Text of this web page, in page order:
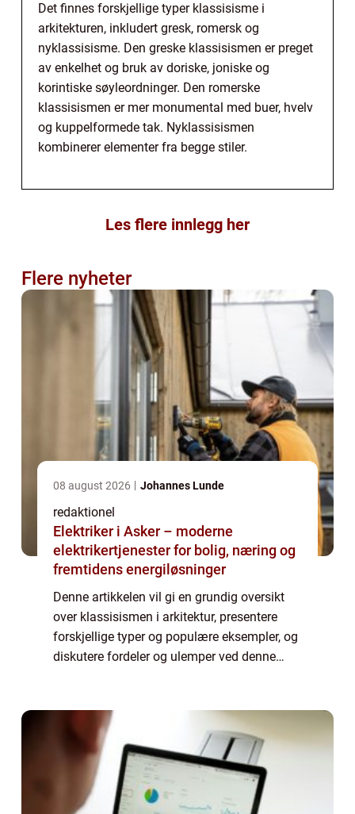
Det finnes forskjellige typer klassisisme i
arkitekturen, inkludert gresk, romersk og
nyklassisisme. Den greske klassisismen er preget
av enkelhet og bruk av doriske, joniske og
korintiske søyleordninger. Den romerske
klassisismen er mer monumental med buer, hvelv
og kuppelformede tak. Nyklassisismen
kombinerer elementer fra begge stiler.
Les flere innlegg her
Flere nyheter
08 august 2026 Johannes Lunde
redaktionel
Elektriker i Asker – moderne
elektrikertjenester for bolig, næring og
fremtidens energiløsninger
Denne artikkelen vil gi en grundig oversikt
over klassisismen i arkitektur, presentere
forskjellige typer og populære eksempler, og
diskutere fordeler og ulemper ved denne